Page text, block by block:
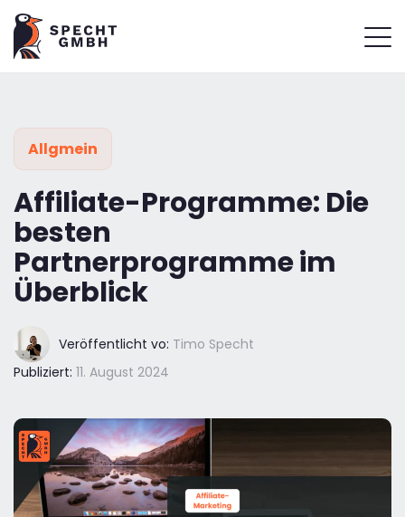
Allgmein
Affiliate-Programme: Die
besten
Partnerprogramme im
Überblick
Veröffentlicht vo: Timo Specht
Publiziert: 11. August 2024